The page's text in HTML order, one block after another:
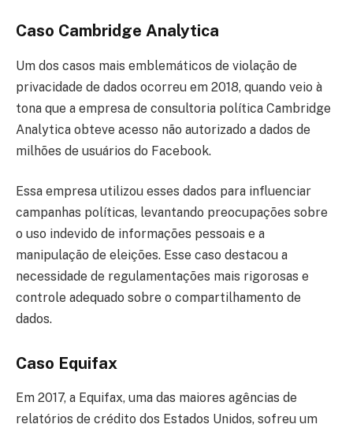
Caso Cambridge Analytica
Um dos casos mais emblemáticos de violação de
privacidade de dados ocorreu em 2018, quando veio à
tona que a empresa de consultoria política Cambridge
Analytica obteve acesso não autorizado a dados de
milhões de usuários do Facebook.
Essa empresa utilizou esses dados para influenciar
campanhas políticas, levantando preocupações sobre
o uso indevido de informações pessoais e a
manipulação de eleições. Esse caso destacou a
necessidade de regulamentações mais rigorosas e
controle adequado sobre o compartilhamento de
dados.
Caso Equifax
Em 2017, a Equifax, uma das maiores agências de
relatórios de crédito dos Estados Unidos, sofreu um